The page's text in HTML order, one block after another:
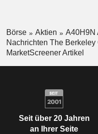
Börse Aktien
A40H9N
Nachrichten The
MarketScreener Artikel
Seit über 20 Jahren
an Ihrer Seite